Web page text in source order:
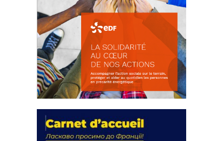
actions
18 septembre 2023